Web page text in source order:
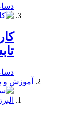
دسامبر
دسامبر
آموزش و